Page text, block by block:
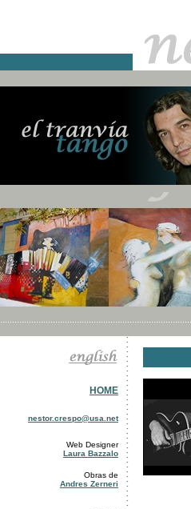
HOME
nestor.crespo@usa.net
Web Designer
Laura Bazzalo
Obras de
Andres Zerneri